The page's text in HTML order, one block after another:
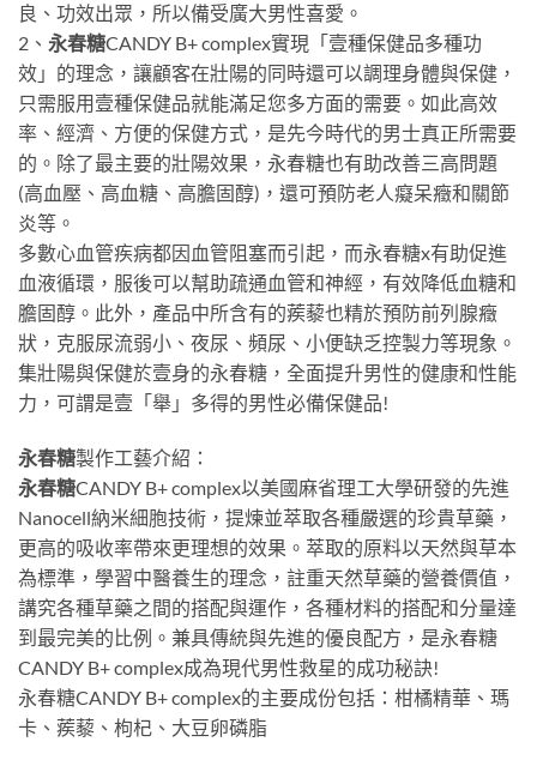
良、功效出眾，所以備受廣大男性喜愛。
2、 永春糖CANDY B+ complex實現「壹種保健品多種功
效」的理念，讓顧客在壯陽的同時還可以調理身體與保健，
只需服用壹種保健品就能滿足您多方面的需要。如此高效
率、經濟、方便的保健方式，是先今時代的男士真正所需要
的。除了最主要的壯陽效果，永春糖也有助改善三高問題
(高血壓、高血糖、高膽固醇)，還可預防老人癡呆癥和關節
炎等。
多數心血管疾病都因血管阻塞而引起，而永春糖x有助促進
血液循環，服後可以幫助疏通血管和神經，有效降低血糖和
膽固醇。此外，產品中所含有的蒺藜也精於預防前列腺癥
狀，克服尿流弱小、夜尿、頻尿、小便缺乏控製力等現象。
集壯陽與保健於壹身的永春糖，全面提升男性的健康和性能
力，可謂是壹「舉」多得的男性必備保健品!
永春糖製作工藝介紹：
永春糖CANDY B+ complex以美國麻省理工大學研發的先進
Nanocell納米細胞技術，提煉並萃取各種嚴選的珍貴草藥，
更高的吸收率帶來更理想的效果。萃取的原料以天然與草本
為標準，學習中醫養生的理念，註重天然草藥的營養價值，
講究各種草藥之間的搭配與運作，各種材料的搭配和分量達
到最完美的比例。兼具傳統與先進的優良配方，是永春糖
CANDY B+ complex成為現代男性救星的成功秘訣!
永春糖CANDY B+ complex的主要成份包括：柑橘精華、瑪
卡、蒺藜、枸杞、大豆卵磷脂